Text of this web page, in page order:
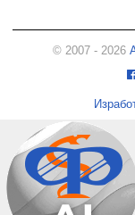
© 2007 - 2026